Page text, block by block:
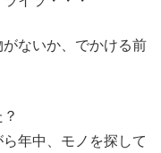
ないか、でかける前
年中、モノを探して